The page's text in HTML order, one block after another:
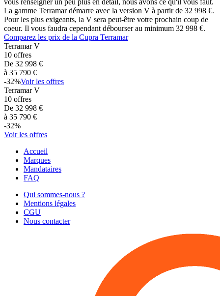
La gamme Terramardémarre avec la version V à partir de 32 998 €.
Pour les plus exigeants, la V sera peut-être votre prochain coup de
coeur. Il vous faudra cependant débourser au minimum 32 998 €.
Comparez les prix de la Cupra Terramar
Terramar V
10 offres
De 32 998 €
à 35 790 €
-32%Voir les offres
Terramar V
10 offres
De 32 998 €
à 35 790 €
-32%
Voir les offres
Accueil
Marques
Mandataires
FAQ
Qui sommes-nous ?
Mentions légales
CGU
Nous contacter